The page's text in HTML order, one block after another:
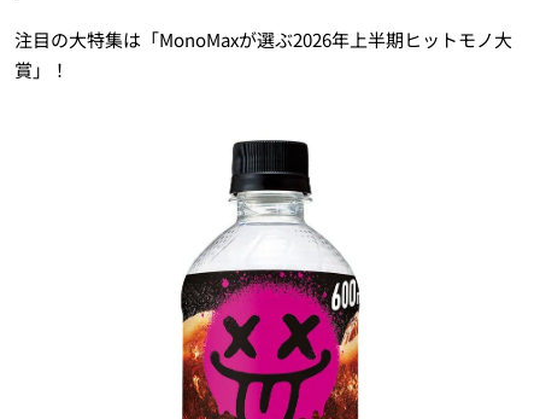
注目の大特集は「MonoMaxが選ぶ2026年上半期ヒットモノ大
賞」！